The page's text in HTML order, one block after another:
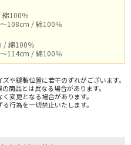
100％
108cm / 綿100％
/ 綿100％
114cm / 綿100％
や縫製位置に若干のずれがございます。
商品とは異なる場合があります。
変更となる場合があります。
行為を一切禁止いたします。